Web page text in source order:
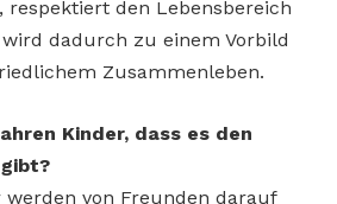
respektiert den Lebensbereich
dadurch zu einem Vorbild
Zusammenleben.
Kinder, dass es den
werden von Freunden darauf